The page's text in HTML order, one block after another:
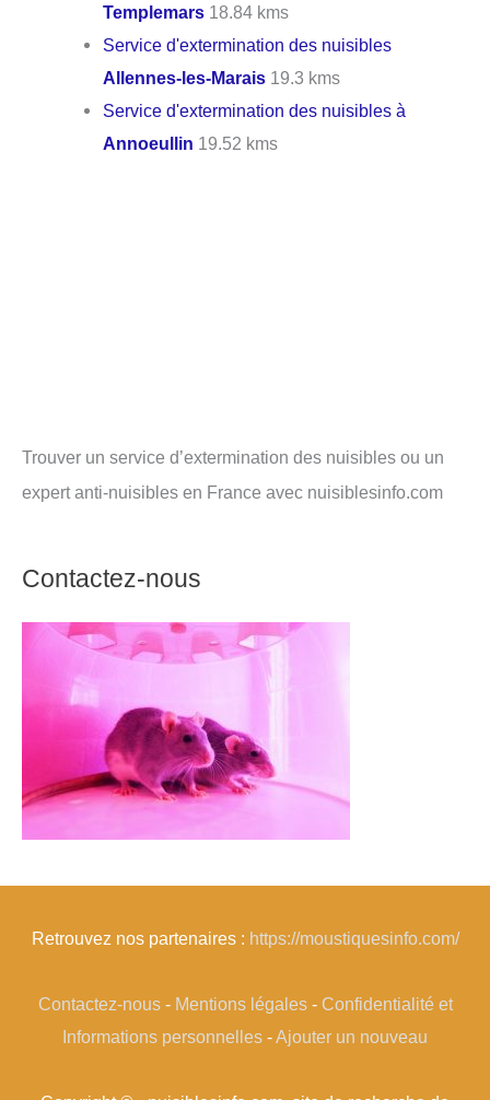
Templemars 18.84 kms
Service d'extermination des nuisibles
Allennes-les-Marais 19.3 kms
Service d'extermination des nuisibles à
Annoeullin 19.52 kms
Trouver un service d’extermination des nuisibles ou un
expert anti-nuisibles en France avec nuisiblesinfo.com
Contactez-nous
Retrouvez nos partenaires : https://moustiquesinfo.com/
Contactez-nous- Mentions légales- Confidentialité et
Informations personnelles -Ajouter un nouveau